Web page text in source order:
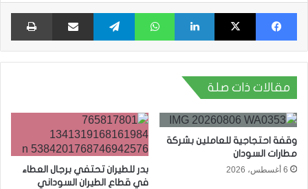
فيسبوك X لينكدإن واتساب تيلقرام مشاركة عبر البريد
مقالات ذات صلة
وقفة احتجاجية للعاملين بشركة
مطارات السودان
6 أغسطس، 2026
بدر للطيران تحتفي برجال العطاء
في قطاع الطيران السوداني